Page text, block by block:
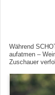
Während
aufatmen –
Zuschauer